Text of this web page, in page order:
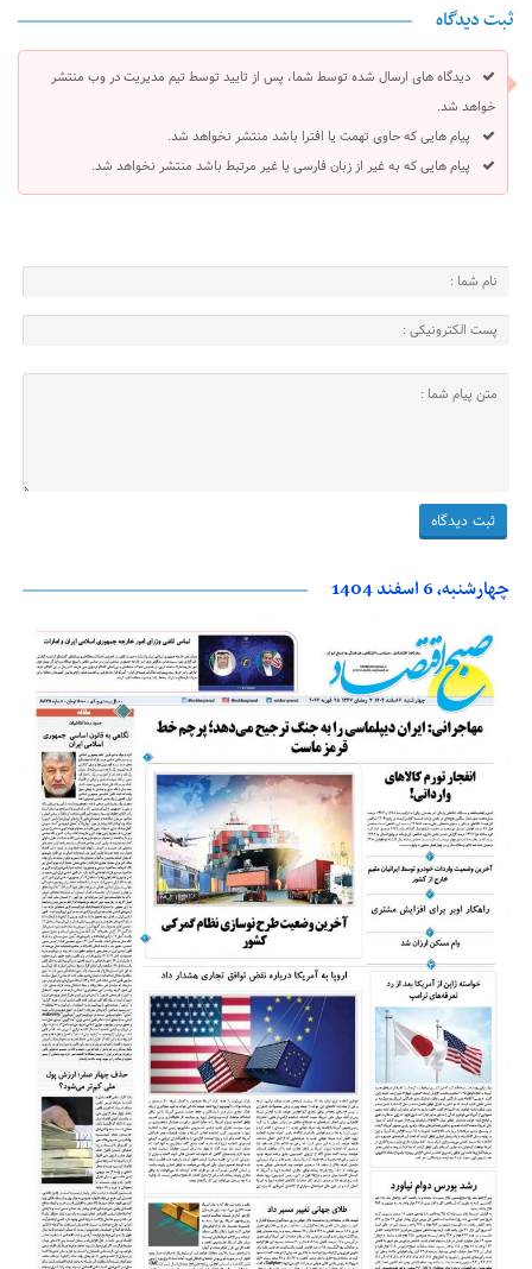
ثبت دیدگاه
دیدگاه های ارسال شده توسط شما، پس از تایید توسط تیم مدیریت در وب منتشر
خواهد شد.
پیام هایی که حاوی تهمت یا افترا باشد منتشر نخواهد شد.
پیام هایی که به غیر از زبان فارسی یا غیر مرتبط باشد منتشر نخواهد شد.
چهارشنبه، 6 اسفند 1404